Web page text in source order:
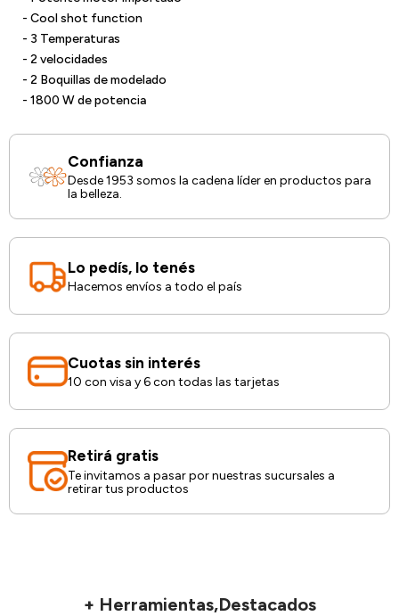
- Cool shot function
- 3 Temperaturas
- 2 velocidades
- 2 Boquillas de modelado
- 1800 W de potencia
Confianza
Desde 1953 somos la cadena líder en productos para
la belleza.
Lo pedís, lo tenés
Hacemos envíos a todo el país
Cuotas sin interés
10 con visa y 6 con todas las tarjetas
Retirá gratis
Te invitamos a pasar por nuestras sucursales a
retirar tus productos
+ Herramientas,Destacados